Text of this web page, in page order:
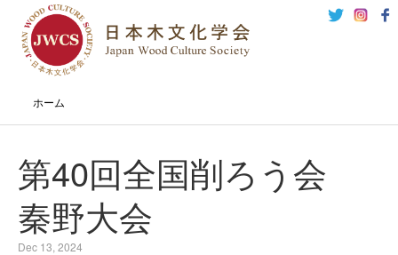
ホーム
第40回全国削ろう会
秦野大会
Dec 13, 2024